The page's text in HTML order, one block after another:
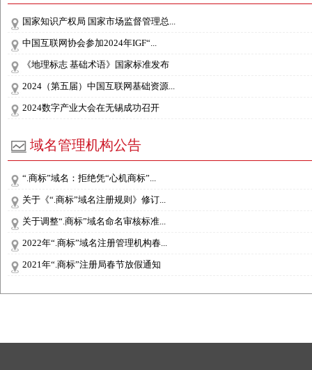
国家知识产权局 国家市场监督管理总...
中国互联网协会参加2024年IGF“...
《地理标志 基础术语》国家标准发布
2024（第五届）中国互联网基础资源...
2024数字产业大会在无锡成功召开
域名管理机构公告
“.商标”域名：拒绝凭“心机商标”...
关于《“.商标”域名注册规则》修订...
关于调整“.商标”域名命名审核标准...
2022年“.商标”域名注册管理机构春...
2021年“.商标”注册局春节放假通知